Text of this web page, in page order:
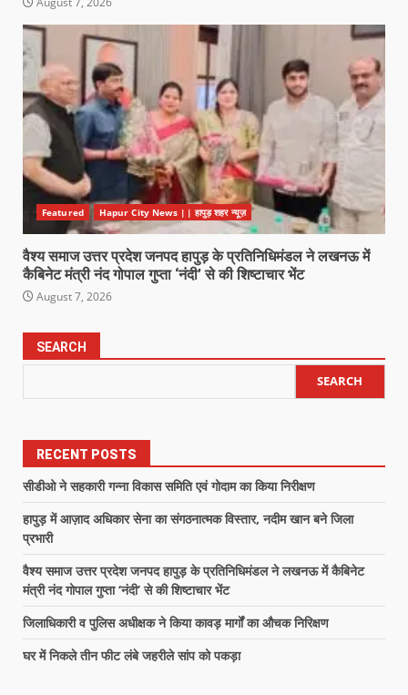
Featured Hapur City News || हापुड़ शहर न्यूज़
वैश्य समाज उत्तर प्रदेश जनपद हापुड़ के प्रतिनिधिमंडल ने लखनऊ में
कैबिनेट मंत्री नंद गोपाल गुप्ता ‘नंदी’ से की शिष्टाचार भेंट
August 7, 2026
SEARCH
SEARCH
RECENT POSTS
सीडीओ ने सहकारी गन्ना विकास समिति एवं गोदाम का किया निरीक्षण
हापुड़ में आज़ाद अधिकार सेना का संगठनात्मक विस्तार, नदीम खान बने जिला
प्रभारी
वैश्य समाज उत्तर प्रदेश जनपद हापुड़ के प्रतिनिधिमंडल ने लखनऊ में कैबिनेट
मंत्री नंद गोपाल गुप्ता ‘नंदी’ से की शिष्टाचार भेंट
जिलाधिकारी व पुलिस अधीक्षक ने किया कावड़ मार्गों का औचक निरिक्षण
घर में निकले तीन फीट लंबे जहरीले सांप को पकड़ा